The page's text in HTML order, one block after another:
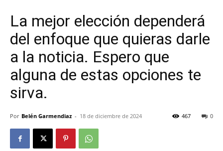
La mejor elección dependerá
del enfoque que quieras darle
a la noticia. Espero que
alguna de estas opciones te
sirva.
Por Belén Garmendiaz - 18 de diciembre de 2024 0
467